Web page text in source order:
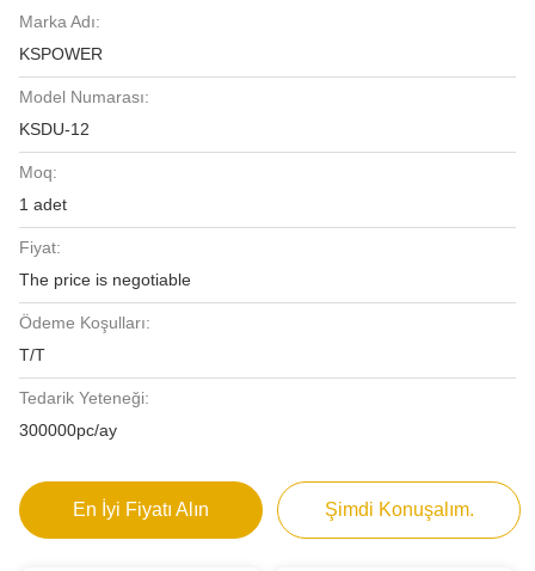
Marka Adı:
KSPOWER
Model Numarası:
KSDU-12
Moq:
1 adet
Fiyat:
The price is negotiable
Ödeme Koşulları:
T/T
Tedarik Yeteneği:
300000pc/ay
En İyi Fiyatı Alın Şimdi Konuşalım.